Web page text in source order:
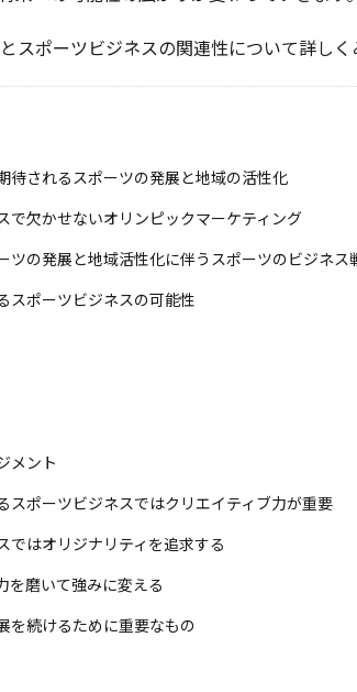
スポーツビジネスの関連性について詳しく
待されるスポーツの発展と地域の活性化
で欠かせないオリンピックマーケティング
ツの発展と地域活性化に伴うスポーツのビジネス
スポーツビジネスの可能性
メント
スポーツビジネスではクリエイティブ力が重要
ではオリジナリティを追求する
を磨いて強みに変える
を続けるために重要なもの